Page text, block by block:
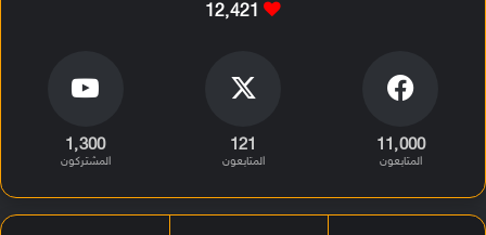
12٬421
11٬000
المتابعون
121
المتابعون
1٬300
المشتركون